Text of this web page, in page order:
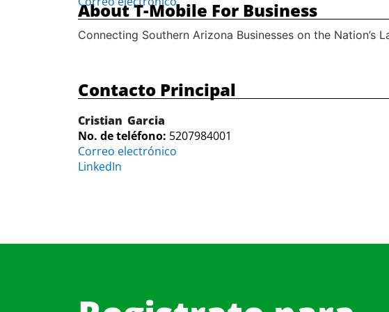
About T-Mobile For Business
Connecting Southern Arizona Businesses on the Nation’s
Contacto Principal
Cristian Garcia
No. de teléfono: 5207984001
Correo electrónico
LinkedIn